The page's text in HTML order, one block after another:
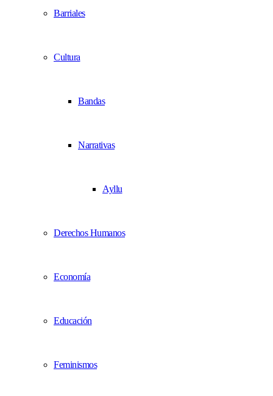
Barriales
Cultura
Bandas
Narrativas
Ayllu
Derechos Humanos
Economía
Educación
Feminismos